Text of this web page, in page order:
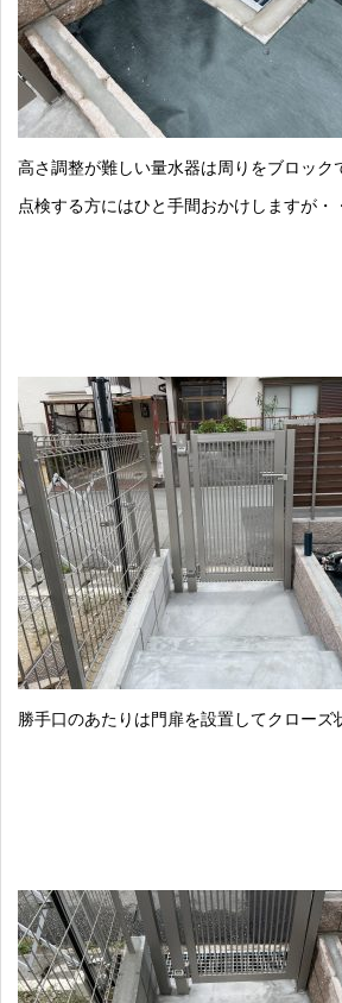
高さ調整が難しい量水器は周りをブロック
点検する方にはひと手間おかけしますが・
勝手口のあたりは門扉を設置してクローズ